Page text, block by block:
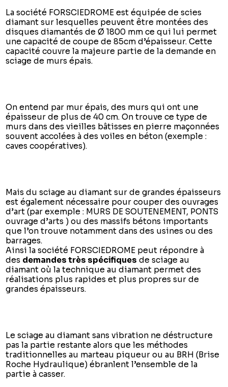
La société FORSCIEDROME est équipée de scies
diamant sur lesquelles peuvent être montées des
disques diamantés de Ø 1800 mm ce qui lui permet
une capacité de coupe de 85cm d’épaisseur. Cette
capacité couvre la majeure partie de la demande en
sciage de murs épais.
On entend par mur épais, des murs qui ont une
épaisseur de plus de 40 cm. On trouve ce type de
murs dans des vieilles bâtisses en pierre maçonnées
souvent accolées à des voiles en béton (exemple :
caves coopératives).
Mais du sciage au diamant sur de grandes épaisseurs
est également nécessaire pour couper des ouvrages
d’art (par exemple : MURS DE SOUTENEMENT, PONTS
ouvrage d’arts ) ou des massifs bétons importants
que l’on trouve notamment dans des usines ou des
barrages.
Ainsi la société FORSCIEDROME peut répondre à
des demandes très spécifiques de sciage au
diamant où la technique au diamant permet des
réalisations plus rapides et plus propres sur de
grandes épaisseurs.
Le sciage au diamant sans vibration ne déstructure
pas la partie restante alors que les méthodes
traditionnelles au marteau piqueur ou au BRH (Brise
Roche Hydraulique) ébranlent l’ensemble de la
partie à casser.